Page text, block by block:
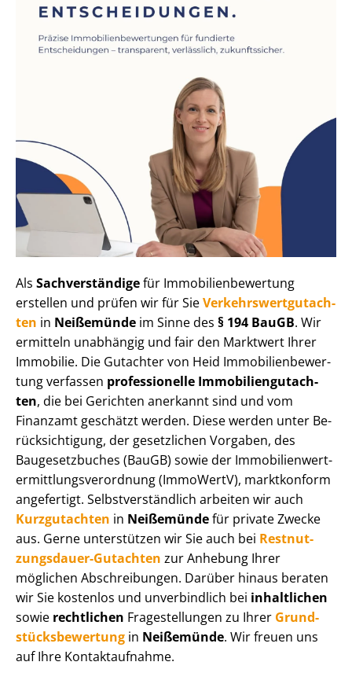
Als Sachverständigefür Im­mo­bi­li­en­be­wer­tung
erstellen und prüfen wir für SieVer­kehrs­wert­gut­ach­
ten in Neißemünde im Sinne des § 194 BauGB. Wir
ermitteln unabhängig und fair den Marktwert Ihrer
Immobilie. Die Gutachter von Heid Im­mo­bi­li­en­be­wer­
tung verfassen professionelle Im­mo­bi­li­en­gut­ach­
ten, die bei Gerichten anerkannt sind und vom
Finanzamt geschätzt werden. Diese werden unter Be­
rück­sich­ti­gung, der gesetzlichen Vorgaben, des
Baugesetzbuches (BauGB) sowie der Im­mo­bi­li­en­wert­
ermitt­lungs­ver­ord­nung (ImmoWertV), marktkonform
angefertigt. Selbst­ver­ständ­lich arbeiten wir auch
Kurzgutachten in Neißemündefür private Zwecke
aus. Gerne unterstützen wir Sie auch bei Rest­nut­
zungs­dau­er-Gutachten zur Anhebung Ihrer
möglichen Abschreibungen. Darüber hinaus beraten
wir Sie kostenlos und unverbindlich bei inhaltlichen
sowie rechtlichen Fragestellungen zu Ihrer Grund­
stücks­be­wer­tung in Neißemünde. Wir freuen uns
auf Ihre Kontaktaufnahme.